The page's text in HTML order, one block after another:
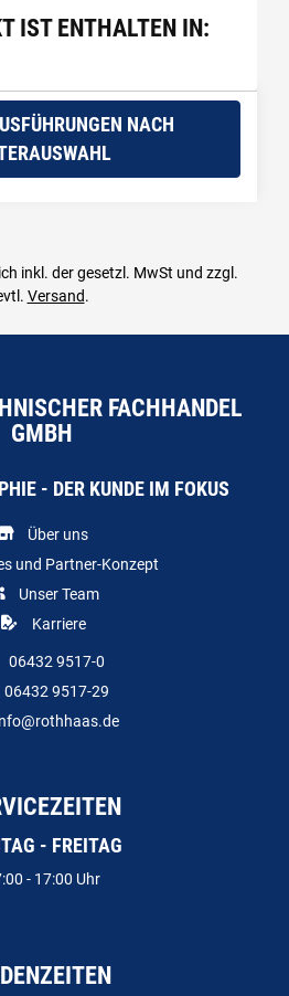
IST ENTHALTEN IN:
NACH
inkl. der gesetzl. MwSt und zzgl.
Versand.
FACHHANDEL
GMBH
- DER KUNDE IM FOKUS
Über uns
und Partner-Konzept
Unser Team
Karriere
06432 9517-0
06432 9517-29
- FREITAG
- 17:00 Uhr